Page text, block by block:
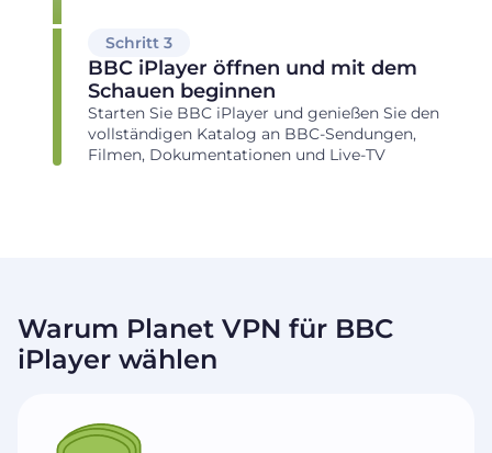
Schritt 3
BBC iPlayer öffnen und mit dem
Schauen beginnen
Starten Sie BBC iPlayer und genießen Sie den
vollständigen Katalog an BBC-Sendungen,
Filmen, Dokumentationen und Live-TV
Warum Planet VPN für BBC
iPlayer wählen